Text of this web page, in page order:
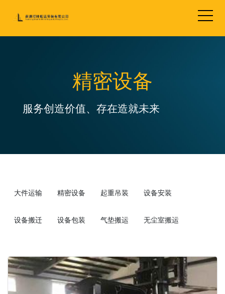
精密设备
服务创造价值、存在造就未来
大件运输 精密设备 起重吊装 设备安装
设备搬迁 设备包装 气垫搬运 无尘室搬运